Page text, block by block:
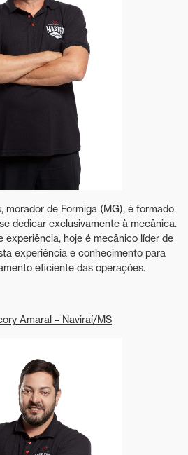
morador de Formiga (MG), é formado
dedicar exclusivamente à mecânica.
experiência, hoje é mecânico líder de
experiência e conhecimento para
eficiente das operações.
Amaral – Naviraí/MS